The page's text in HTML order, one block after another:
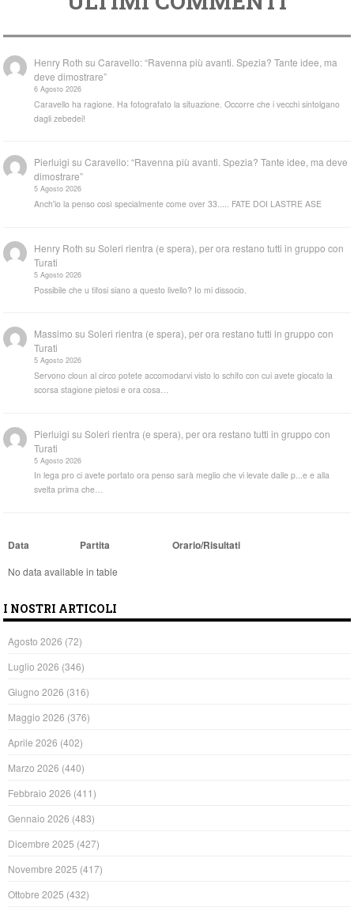
Henry Roth suCaravello: “Ravenna più avanti. Spezia? Tante idee, ma
deve dimostrare”
6 Agosto 2026
Caravello ha ragione. Ha fotografato la situazione. Occorre che i vecchi sintolgano
dagli zebedei!
Pierluigi suCaravello: “Ravenna più avanti. Spezia? Tante idee, ma deve
dimostrare”
5 Agosto 2026
Anch'io la penso così specialmente come over 33..... FATE DOI LASTRE ASE
Henry Roth suSoleri rientra (e spera), per ora restano tutti in gruppo con
Turati
5 Agosto 2026
Possibile che u tifosi siano a questo livello? Io mi dissocio.
Massimo suSoleri rientra (e spera), per ora restano tutti in gruppo con
Turati
5 Agosto 2026
Servono cloun al circo potete accomodarvi visto lo schifo con cui avete giocato la
scorsa stagione pietosi e ora cosa…
Pierluigi suSoleri rientra (e spera), per ora restano tutti in gruppo con
Turati
5 Agosto 2026
In lega pro ci avete portato ora penso sarà meglio che vi levate dalle p...e e alla
svelta prima che…
Data Partita Orario/Risultati
No data available in table
I NOSTRI ARTICOLI
Agosto 2026 (72)
Luglio 2026 (346)
Giugno 2026 (316)
Maggio 2026 (376)
Aprile 2026 (402)
Marzo 2026 (440)
Febbraio 2026 (411)
Gennaio 2026 (483)
Dicembre 2025 (427)
Novembre 2025 (417)
Ottobre 2025 (432)